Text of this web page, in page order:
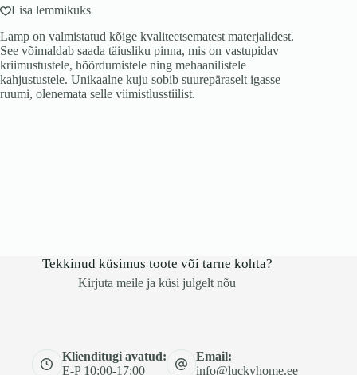
15x65cm,
kogus
Lisa lemmikuks
Lamp on valmistatud kõige kvaliteetsematest materjalidest.
See võimaldab saada täiusliku pinna, mis on vastupidav
kriimustustele, hõõrdumistele ning mehaanilistele
kahjustustele. Unikaalne kuju sobib suurepäraselt igasse
ruumi, olenemata selle viimistlusstiilist.
Tekkinud küsimus toote või tarne kohta?
Kirjuta meile ja küsi julgelt nõu
Klienditugi avatud:
E-P 10:00-17:00
Email:
info@luckyhome.ee